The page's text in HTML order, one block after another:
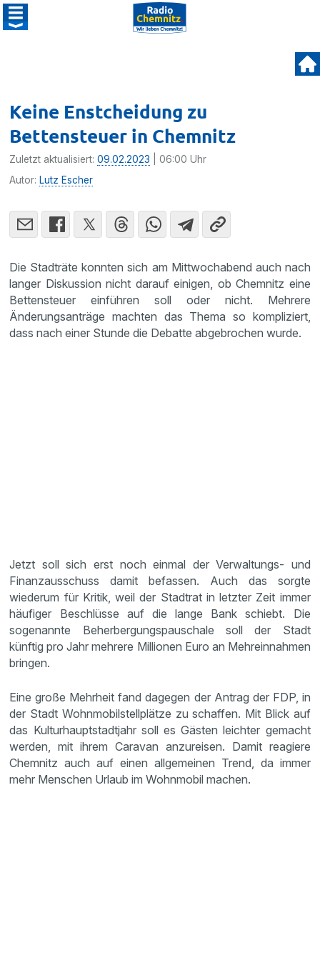
Keine Enstcheidung zu
Bettensteuer in Chemnitz
Zuletzt aktualisiert:09.02.2023 | 06:00 Uhr
Autor: Lutz Escher
Die Stadträte konnten sich am Mittwochabend auch nach
langer Diskussion nicht darauf einigen, ob Chemnitz eine
Bettensteuer einführen soll oder nicht. Mehrere
Änderungsanträge machten das Thema so kompliziert,
dass nach einer Stunde die Debatte abgebrochen wurde.
Jetzt soll sich erst noch einmal der Verwaltungs- und
Finanzausschuss damit befassen. Auch das sorgte
wiederum für Kritik, weil der Stadtrat in letzter Zeit immer
häufiger Beschlüsse auf die lange Bank schiebt. Die
sogenannte Beherbergungspauschale soll der Stadt
künftig pro Jahr mehrere Millionen Euro an Mehreinnahmen
bringen.
Eine große Mehrheit fand dagegen der Antrag der FDP, in
der Stadt Wohnmobilstellplätze zu schaffen. Mit Blick auf
das Kulturhauptstadtjahr soll es Gästen leichter gemacht
werden, mit ihrem Caravan anzureisen. Damit reagiere
Chemnitz auch auf einen allgemeinen Trend, da immer
mehr Menschen Urlaub im Wohnmobil machen.